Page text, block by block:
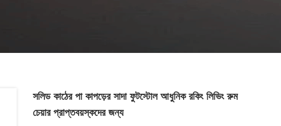
সলিড কাঠের পা কাপড়ের সাদা ফুটস্টোল আধুনিক রকিং লিভিং রুম
চেয়ার প্রাপ্তবয়স্কদের জন্য